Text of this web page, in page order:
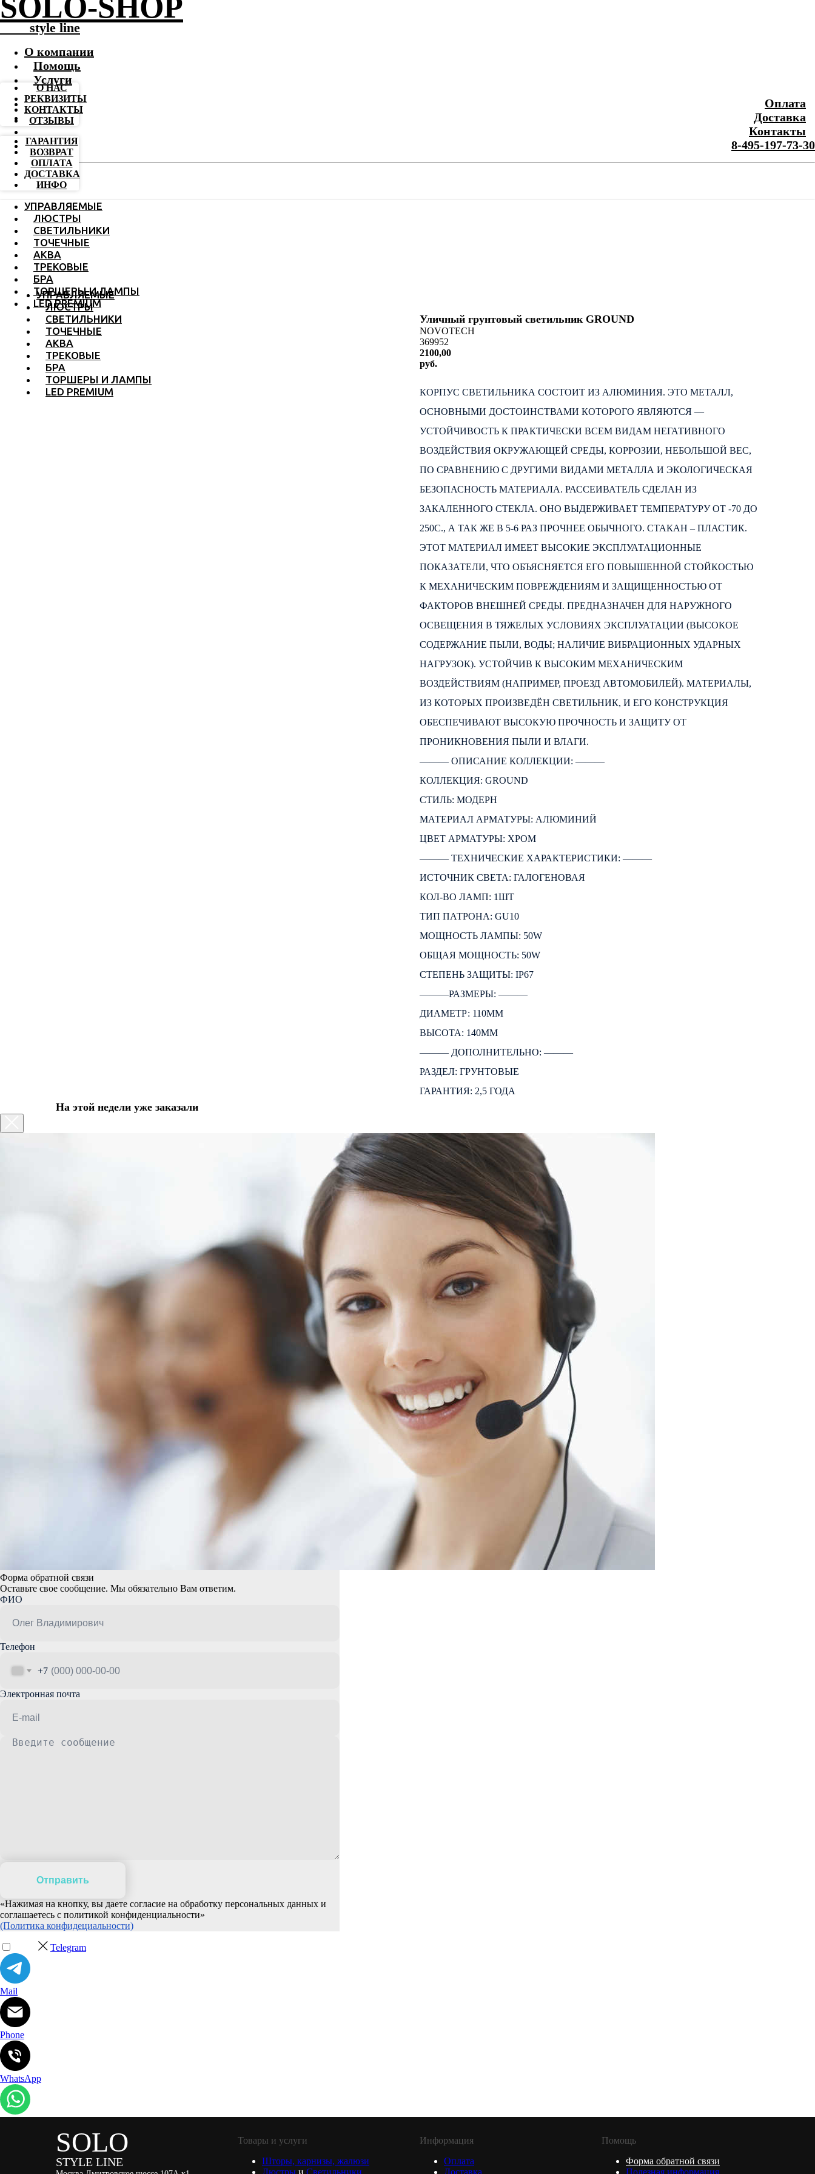
SOLO-SHOP
-------style line
О компании
Помощь
Услуги
Оплата
Доставка
Контакты
8-495-197-73-30
О НАС
РЕКВИЗИТЫ
КОНТАКТЫ
ОТЗЫВЫ
ГАРАНТИЯ
ВОЗВРАТ
ОПЛАТА
ДОСТАВКА
ИНФО
УПРАВЛЯЕМЫЕ
ЛЮСТРЫ
СВЕТИЛЬНИКИ
ТОЧЕЧНЫЕ
АКВА
ТРЕКОВЫЕ
БРА
ТОРШЕРЫ И ЛАМПЫ
LED PREMIUM
УПРАВЛЯЕМЫЕ
ЛЮСТРЫ
СВЕТИЛЬНИКИ
ТОЧЕЧНЫЕ
АКВА
ТРЕКОВЫЕ
БРА
ТОРШЕРЫ И ЛАМПЫ
LED PREMIUM
Уличный грунтовый светильник GROUND
NOVOTECH
369952
2100,00
руб.
КОРПУС СВЕТИЛЬНИКА СОСТОИТ ИЗ АЛЮМИНИЯ. ЭТО МЕТАЛЛ,
ОСНОВНЫМИ ДОСТОИНСТВАМИ КОТОРОГО ЯВЛЯЮТСЯ —
УСТОЙЧИВОСТЬ К ПРАКТИЧЕСКИ ВСЕМ ВИДАМ НЕГАТИВНОГО
ВОЗДЕЙСТВИЯ ОКРУЖАЮЩЕЙ СРЕДЫ, КОРРОЗИИ, НЕБОЛЬШОЙ ВЕС,
ПО СРАВНЕНИЮ С ДРУГИМИ ВИДАМИ МЕТАЛЛА И ЭКОЛОГИЧЕСКАЯ
БЕЗОПАСНОСТЬ МАТЕРИАЛА. РАССЕИВАТЕЛЬ СДЕЛАН ИЗ
ЗАКАЛЕННОГО СТЕКЛА. ОНО ВЫДЕРЖИВАЕТ ТЕМПЕРАТУРУ ОТ -70 ДО
250С., А ТАК ЖЕ В 5-6 РАЗ ПРОЧНЕЕ ОБЫЧНОГО. СТАКАН – ПЛАСТИК.
ЭТОТ МАТЕРИАЛ ИМЕЕТ ВЫСОКИЕ ЭКСПЛУАТАЦИОННЫЕ
ПОКАЗАТЕЛИ, ЧТО ОБЪЯСНЯЕТСЯ ЕГО ПОВЫШЕННОЙ СТОЙКОСТЬЮ
К МЕХАНИЧЕСКИМ ПОВРЕЖДЕНИЯМ И ЗАЩИЩЕННОСТЬЮ ОТ
ФАКТОРОВ ВНЕШНЕЙ СРЕДЫ. ПРЕДНАЗНАЧЕН ДЛЯ НАРУЖНОГО
ОСВЕЩЕНИЯ В ТЯЖЕЛЫХ УСЛОВИЯХ ЭКСПЛУАТАЦИИ (ВЫСОКОЕ
СОДЕРЖАНИЕ ПЫЛИ, ВОДЫ; НАЛИЧИЕ ВИБРАЦИОННЫХ УДАРНЫХ
НАГРУЗОК). УСТОЙЧИВ К ВЫСОКИМ МЕХАНИЧЕСКИМ
ВОЗДЕЙСТВИЯМ (НАПРИМЕР, ПРОЕЗД АВТОМОБИЛЕЙ). МАТЕРИАЛЫ,
ИЗ КОТОРЫХ ПРОИЗВЕДЁН СВЕТИЛЬНИК, И ЕГО КОНСТРУКЦИЯ
ОБЕСПЕЧИВАЮТ ВЫСОКУЮ ПРОЧНОСТЬ И ЗАЩИТУ ОТ
ПРОНИКНОВЕНИЯ ПЫЛИ И ВЛАГИ.
――― ОПИСАНИЕ КОЛЛЕКЦИИ: ―――
КОЛЛЕКЦИЯ: GROUND
СТИЛЬ: МОДЕРН
МАТЕРИАЛ АРМАТУРЫ: АЛЮМИНИЙ
ЦВЕТ АРМАТУРЫ: ХРОМ
――― ТЕХНИЧЕСКИЕ ХАРАКТЕРИСТИКИ: ―――
ИСТОЧНИК СВЕТА: ГАЛОГЕНОВАЯ
КОЛ-ВО ЛАМП: 1ШТ
ТИП ПАТРОНА: GU10
МОЩНОСТЬ ЛАМПЫ: 50W
ОБЩАЯ МОЩНОСТЬ: 50W
СТЕПЕНЬ ЗАЩИТЫ: IP67
―――РАЗМЕРЫ: ―――
ДИАМЕТР: 110ММ
ВЫСОТА: 140ММ
――― ДОПОЛНИТЕЛЬНО: ―――
РАЗДЕЛ: ГРУНТОВЫЕ
ГАРАНТИЯ: 2,5 ГОДА
На этой недели уже заказали
Форма обратной связи
Оставьте свое сообщение. Мы обязательно Вам ответим.
ФИО
Телефон
+7
Электронная почта
Отправить
«Нажимая на кнопку, вы даете согласие на обработку персональных данных и
соглашаетесь c политикой конфиденциальности»
(Политика конфидециальности)
Telegram
Mail
Phone
WhatsApp
SOLO
STYLE LINE
Товары и услуги
Шторы, карнизы, жалюзи
Люстры и Светильники
Информация
Оплата
Доставка
Помощь
Форма обратной связи
Полезная информация